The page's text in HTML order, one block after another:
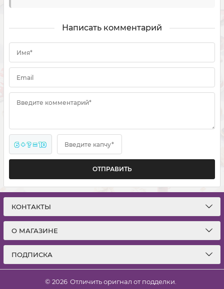
Написать комментарий
Имя*
Email
Введите комментарий*
6 + ? = 10 Введите капчу*
ОТПРАВИТЬ
КОНТАКТЫ
О МАГАЗИНЕ
ПОДПИСКА
© 2026 Отличить оригнал от подделки.